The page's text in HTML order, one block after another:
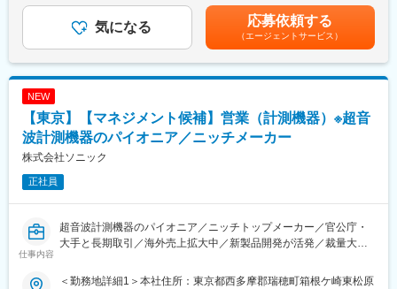
変更の範囲：会社の定める業務
・安全保障に直接資する製品・システムを担当しているので、自
身の業務が私たちの幸せな暮らしを支えている事を実感できま
す。
グ企業であり、当社が業界をリードすることが期待されていま
す。
・直販営業担当者として、日々顧客と直接コミュニケーションや
交渉を行うことで、我が国の安全をどう実現すべきか真剣に考え
・「防衛力の抜本的強化」が政府の重要方針として位置付けられ
ており、防衛産業の市場も今後大きく成長が見込まれる、歴史的
業を作っていくことに魅力を感じられる仕事です。
（6月・12月）賃金はあくまでも目安の金額であり、選考を通じ
て上下する可能性があります。月給(月額)は固定手当を含めた表記
気になる 応募依頼する
（エージェントサービス）
NEW
【東京】【マネジメント候補】営業（計測機器）※超音
波計測機器のパイオニア／ニッチメーカー
株式会社ソニック
正社員
仕事内容
超音波計測機器のパイオニア／ニッチトップメーカー／官公庁・
大手と長期取引／海外売上拡大中／新製品開発が活発／裁量大・
／BtoB直販×技術提案力が身につく
＜勤務地詳細1＞本社住所：東京都西多摩郡瑞穂町箱根ケ崎東松原